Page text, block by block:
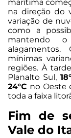
marítima
na direção do
variação de
como a
mantendo
mínimas
regiões. À
Planalto Sul,
24°C no Oeste
toda a faixa
Fim de
Vale do